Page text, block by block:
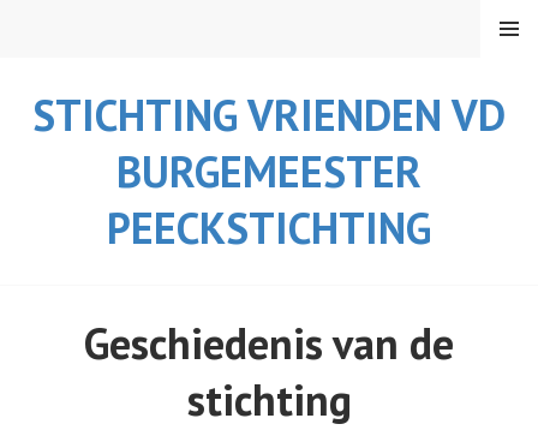
STICHTING VRIENDEN VD
BURGEMEESTER
PEECKSTICHTING
MENU
Geschiedenis van de
stichting